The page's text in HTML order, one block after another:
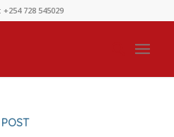
728 545029
POST